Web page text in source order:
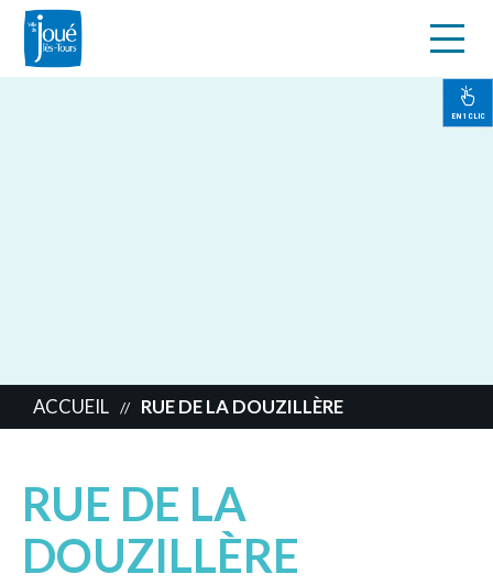
EN 1 CLIC
ACCUEIL // RUE DE LA DOUZILLÈRE
RUE DE LA
DOUZILLÈRE